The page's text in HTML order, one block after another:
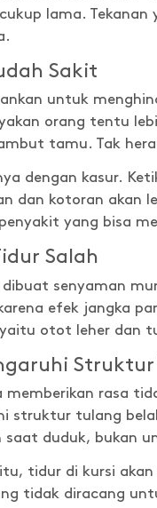
lama.
Sakit
untuk
orang tentu
tamu. Tak
dengan kasur.
dan kotoran akan
yang bisa
Salah
dibuat senyaman
efek jangka
otot leher dan
Struktur
memberikan rasa
struktur tulang
saat duduk, bukan
tidur di kursi
tidak diracang